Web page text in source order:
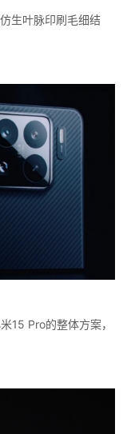
生叶脉印刷毛细结
15 Pro的整体方案，